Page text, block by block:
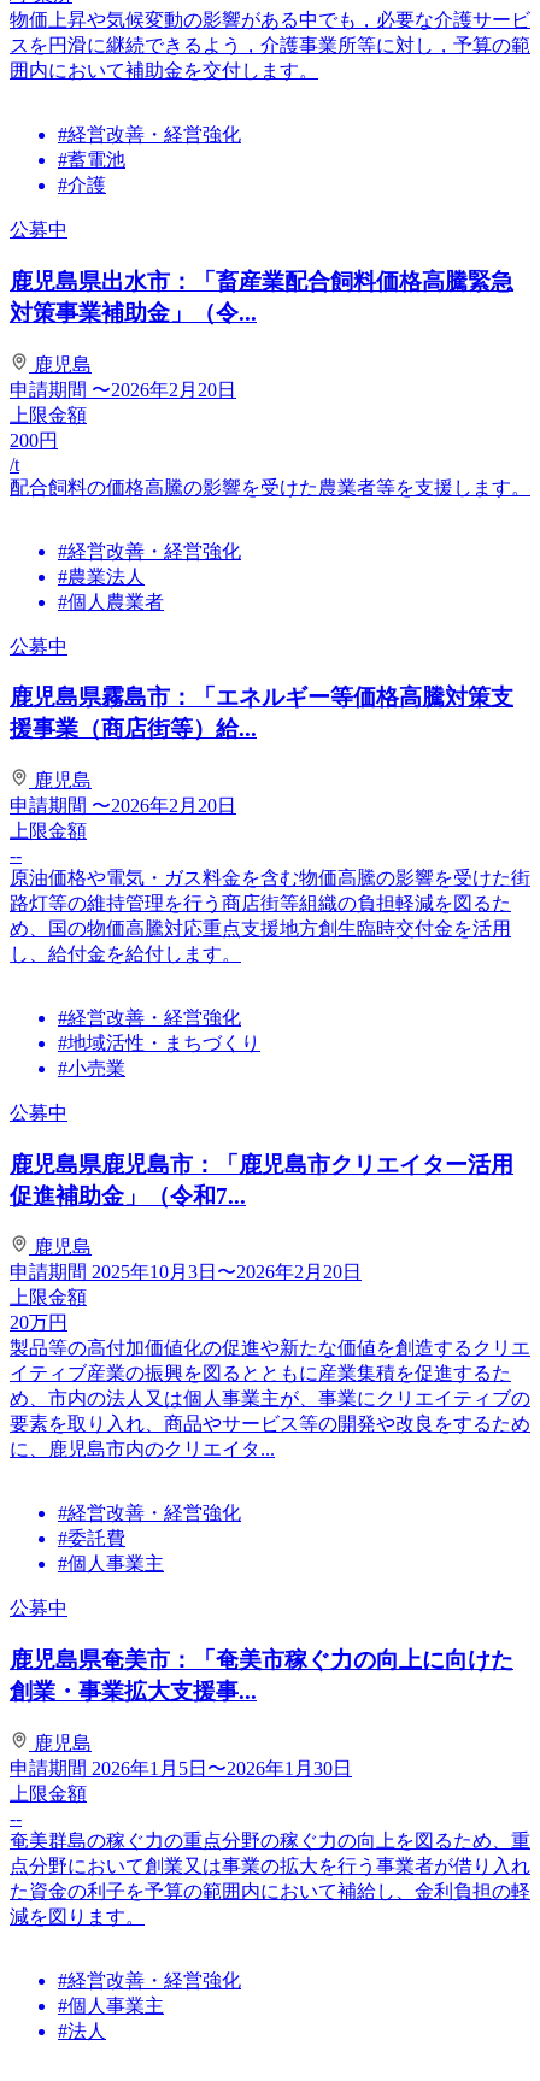
物価上昇や気候変動の影響がある中でも，必要な介護サービ
スを円滑に継続できるよう，介護事業所等に対し，予算の範
囲内において補助金を交付します。
#経営改善・経営強化
#蓄電池
#介護
公募中
鹿児島県出水市：「畜産業配合飼料価格高騰緊急
対策事業補助金」（令...
鹿児島
申請期間 〜2026年2月20日
上限金額
200円
/t
配合飼料の価格高騰の影響を受けた農業者等を支援します。
#経営改善・経営強化
#農業法人
#個人農業者
公募中
鹿児島県霧島市：「エネルギー等価格高騰対策支
援事業（商店街等）給...
鹿児島
申請期間 〜2026年2月20日
上限金額
--
原油価格や電気・ガス料金を含む物価高騰の影響を受けた街
路灯等の維持管理を行う商店街等組織の負担軽減を図るた
め、国の物価高騰対応重点支援地方創生臨時交付金を活用
し、給付金を給付します。
#経営改善・経営強化
#地域活性・まちづくり
#小売業
公募中
鹿児島県鹿児島市：「鹿児島市クリエイター活用
促進補助金」（令和7...
鹿児島
申請期間 2025年10月3日〜2026年2月20日
上限金額
20万円
製品等の高付加価値化の促進や新たな価値を創造するクリエ
イティブ産業の振興を図るとともに産業集積を促進するた
め、市内の法人又は個人事業主が、事業にクリエイティブの
要素を取り入れ、商品やサービス等の開発や改良をするため
に、鹿児島市内のクリエイタ...
#経営改善・経営強化
#委託費
#個人事業主
公募中
鹿児島県奄美市：「奄美市稼ぐ力の向上に向けた
創業・事業拡大支援事...
鹿児島
申請期間 2026年1月5日〜2026年1月30日
上限金額
--
奄美群島の稼ぐ力の重点分野の稼ぐ力の向上を図るため、重
点分野において創業又は事業の拡大を行う事業者が借り入れ
た資金の利子を予算の範囲内において補給し、金利負担の軽
減を図ります。
#経営改善・経営強化
#個人事業主
#法人